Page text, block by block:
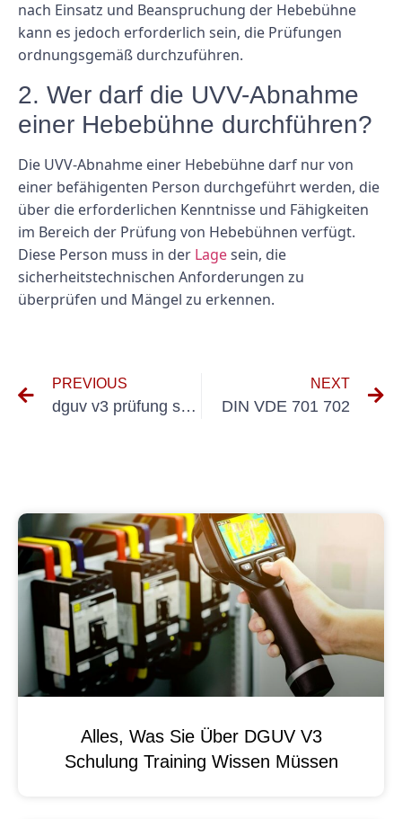
nach Einsatz und Beanspruchung der Hebebühne
kann es jedoch erforderlich sein, die Prüfungen
ordnungsgemäß durchzuführen.
2. Wer darf die UVV-Abnahme
einer Hebebühne durchführen?
Die UVV-Abnahme einer Hebebühne darf nur von
einer befähigenten Person durchgeführt werden, die
über die erforderlichen Kenntnisse und Fähigkeiten
im Bereich der Prüfung von Hebebühnen verfügt.
Diese Person muss in der Lagesein, die
sicherheitstechnischen Anforderungen zu
überprüfen und Mängel zu erkennen.
PREVIOUS
dguv v3 prüfung schulung
NEXT
DIN VDE 701 702
Alles, Was Sie Über DGUV V3
Schulung Training Wissen Müssen